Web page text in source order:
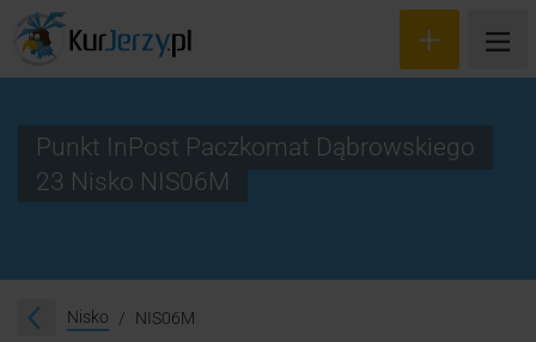
Śledzenie przesyłki
Punkt InPost Paczkomat Dąbrowskiego
23 Nisko NIS06M
Nisko NIS06M